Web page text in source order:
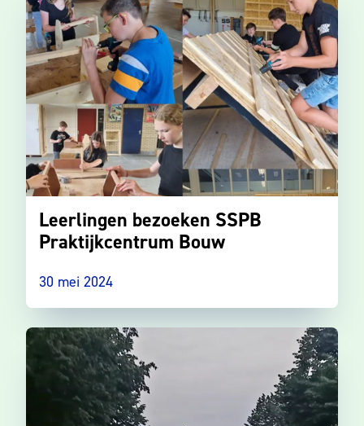
Leerlingen bezoeken SSPB
Praktijkcentrum Bouw
30 mei 2024